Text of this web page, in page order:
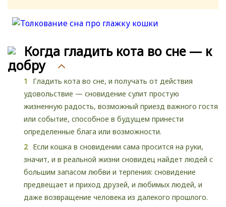
Когда гладить кота во сне — к
добру
Гладить кота во сне, и получать от действия
удовольствие — сновидение сулит простую
жизненную радость, возможный приезд важного гостя
или событие, способное в будущем принести
определенные блага или возможности.
Если кошка в сновидении сама просится на руки,
значит, и в реальной жизни сновидец найдет людей с
большим запасом любви и терпения: сновидение
предвещает и приход друзей, и любимых людей, и
даже возвращение человека из далекого прошлого.